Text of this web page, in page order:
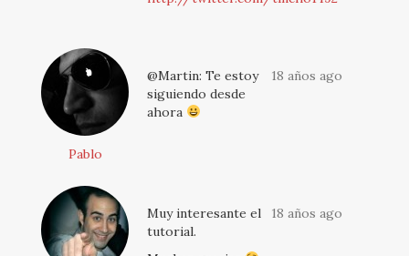
Pablo
18 años ago
@Martin: Te estoy
siguiendo desde
ahora
18 años ago
Muy interesante el
tutorial.